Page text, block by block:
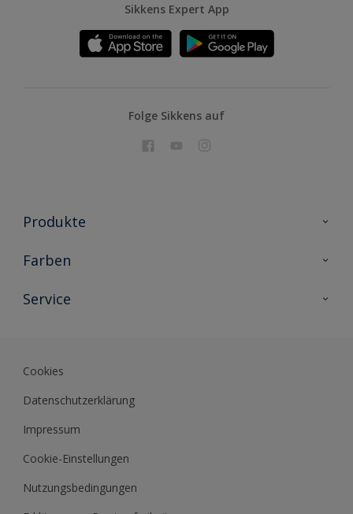
Sikkens Expert App
Folge Sikkens auf
Produkte
Holzschutz
Metallschutz
Farben
Farbkollektionen
Farb-Tools
Service
Sikkens Akademie
Datenblätter
Cookies
Datenschutzerklärung
Impressum
Cookie-Einstellungen
Nutzungsbedingungen